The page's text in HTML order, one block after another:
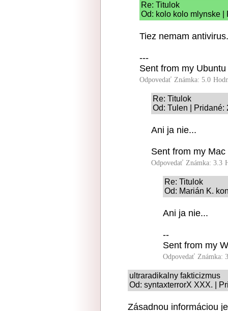
Re: Titulok
Od: kolo kolo mlynske |
Tiez nemam antivirus.
---
Sent from my Ubuntu
Odpovedať Známka: 5.0
Re: Titulok
Od: Tulen | Pridané:
Ani ja nie...
Sent from my
Odpovedať Známka: 3.3
Re: Titulok
Od: Marián K.
Ani ja nie...
--
Sent from my
Odpovedať Známka:
ultraradikalny fakticizmus
Od: syntaxterrorX XXX. |
Zásadnou informáciou